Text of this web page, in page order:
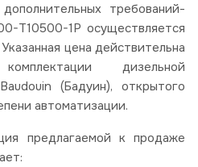
требований-
Т10500-1Р осуществляется
цена действительна
дизельной
(Бадуин), открытого
автоматизации.
предлагаемой к продаже